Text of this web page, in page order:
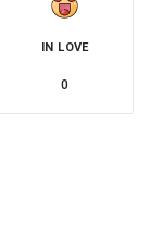
IN LOVE
0